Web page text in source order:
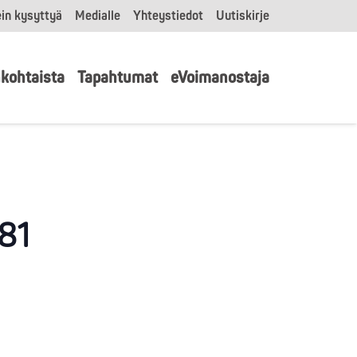
kysyttyä Medialle Yhteystiedot Uutiskirje
Tapahtumat eVoimanostaja